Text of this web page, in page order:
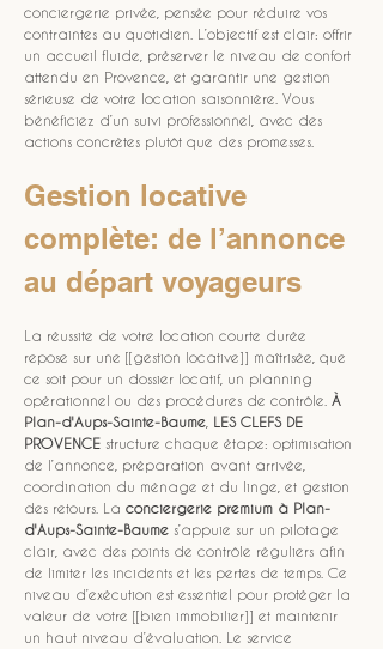
conciergerie privée, pensée pour réduire vos
contraintes au quotidien. L’objectif est clair: offrir
un accueil fluide, préserver le niveau de confort
attendu en Provence, et garantir une gestion
sérieuse de votre location saisonnière. Vous
bénéficiez d’un suivi professionnel, avec des
actions concrètes plutôt que des promesses.
Gestion locative
complète: de l’annonce
au départ voyageurs
La réussite de votre location courte durée
repose sur une [[gestion locative]] maîtrisée, que
ce soit pour un dossier locatif, un planning
opérationnel ou des procédures de contrôle. À
Plan-d'Aups-Sainte-Baume LES CLEFS DE
PROVENCE structure chaque étape: optimisation
de l’annonce, préparation avant arrivée,
coordination du ménage et du linge, et gestion
des retours. La conciergerie premium à Plan-
d'Aups-Sainte-Baume s’appuie sur un pilotage
clair, avec des points de contrôle réguliers afin
de limiter les incidents et les pertes de temps. Ce
niveau d’exécution est essentiel pour protéger la
valeur de votre [[bien immobilier]] et maintenir
un haut niveau d’évaluation. Le service